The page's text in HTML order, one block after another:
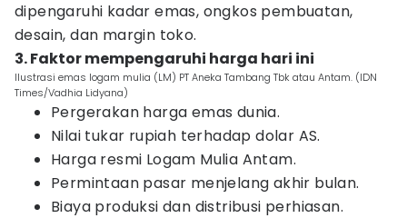
dipengaruhi kadar emas, ongkos pembuatan,
desain, dan margin toko.
3. Faktor mempengaruhi harga hari ini
Ilustrasi emas logam mulia (LM) PT Aneka Tambang Tbk atau Antam. (IDN
Times/Vadhia Lidyana)
Pergerakan harga emas dunia.
Nilai tukar rupiah terhadap dolar AS.
Harga resmi Logam Mulia Antam.
Permintaan pasar menjelang akhir bulan.
Biaya produksi dan distribusi perhiasan.